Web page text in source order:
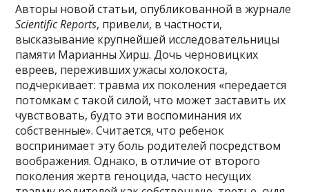
Авторы новой статьи, опубликованной в журнале
Scientific Reports, привели, в частности,
высказывание крупнейшей исследовательницы
памяти Марианны Хирш. Дочь черновицких
евреев, переживших ужасы холокоста,
подчеркивает: травма их поколения «передается
потомкам с такой силой, что может заставить их
чувствовать, будто эти воспоминания их
собственные». Считается, что ребенок
воспринимает эту боль родителей посредством
воображения. Однако, в отличие от второго
поколения жертв геноцида, часто несущих